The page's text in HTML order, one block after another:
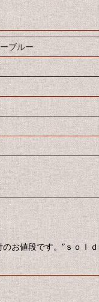
ブルー
お値段です。”ｓｏ